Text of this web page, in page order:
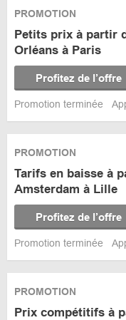
PROMOTION
Petits prix à partir
Orléans à Paris
Profitez de l’offre
Promotion terminée
PROMOTION
Tarifs en baisse à
Amsterdam à Lille
Profitez de l’offre
Promotion terminée
PROMOTION
Prix compétitifs à